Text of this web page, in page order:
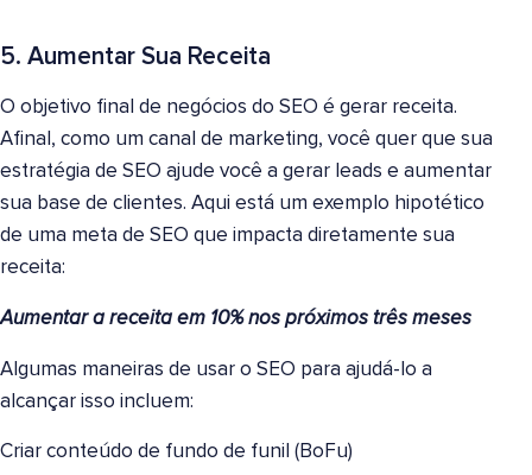
5. Aumentar Sua Receita
O objetivo final de negócios do SEO é gerar receita.
Afinal, como um canal de marketing, você quer que sua
estratégia de SEO ajude você a gerar leads e aumentar
sua base de clientes. Aqui está um exemplo hipotético
de uma meta de SEO que impacta diretamente sua
receita:
Aumentar a receita em 10% nos próximos três meses
Algumas maneiras de usar o SEO para ajudá-lo a
alcançar isso incluem:
Criar conteúdo de fundo de funil (BoFu)